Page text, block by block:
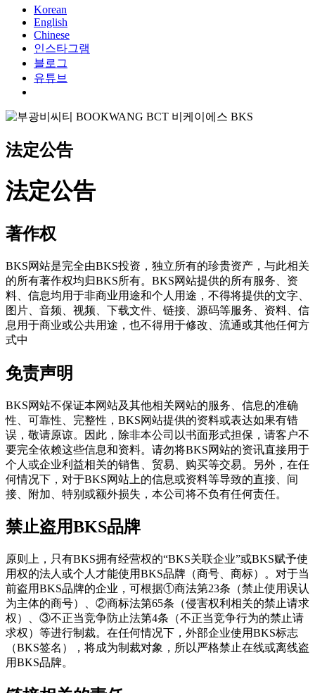
Korean
English
Chinese
인스타그램
블로그
유튜브
法定公告
法定公告
著作权
BKS网站是完全由BKS投资，独立所有的珍贵资产，与此相关
的所有著作权均归BKS所有。BKS网站提供的所有服务、资
料、信息均用于非商业用途和个人用途，不得将提供的文字、
图片、音频、视频、下载文件、链接、源码等服务、资料、信
息用于商业或公共用途，也不得用于修改、流通或其他任何方
式中
免责声明
BKS网站不保证本网站及其他相关网站的服务、信息的准确
性、可靠性、完整性，BKS网站提供的资料或表达如果有错
误，敬请原谅。因此，除非本公司以书面形式担保，请客户不
要完全依赖这些信息和资料。请勿将BKS网站的资讯直接用于
个人或企业利益相关的销售、贸易、购买等交易。另外，在任
何情况下，对于BKS网站上的信息或资料等导致的直接、间
接、附加、特别或额外损失，本公司将不负有任何责任。
禁止盗用BKS品牌
原则上，只有BKS拥有经营权的“BKS关联企业”或BKS赋予使
用权的法人或个人才能使用BKS品牌（商号、商标）。对于当
前盗用BKS品牌的企业，可根据①商法第23条（禁止使用误认
为主体的商号）、②商标法第65条（侵害权利相关的禁止请求
权）、③不正当竞争防止法第4条（不正当竞争行为的禁止请
求权）等进行制裁。在任何情况下，外部企业使用BKS标志
（BKS签名），将成为制裁对象，所以严格禁止在线或离线盗
用BKS品牌。